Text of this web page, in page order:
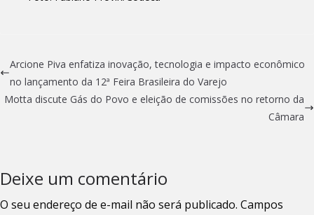
Arcione Piva enfatiza inovação, tecnologia e impacto econômico
no lançamento da 12ª Feira Brasileira do Varejo
Motta discute Gás do Povo e eleição de comissões no retorno da
Câmara
Deixe um comentário
O seu endereço de e-mail não será publicado. Campos